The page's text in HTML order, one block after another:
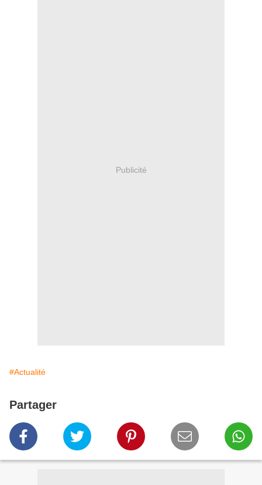
Publicité
#Actualité
Partager